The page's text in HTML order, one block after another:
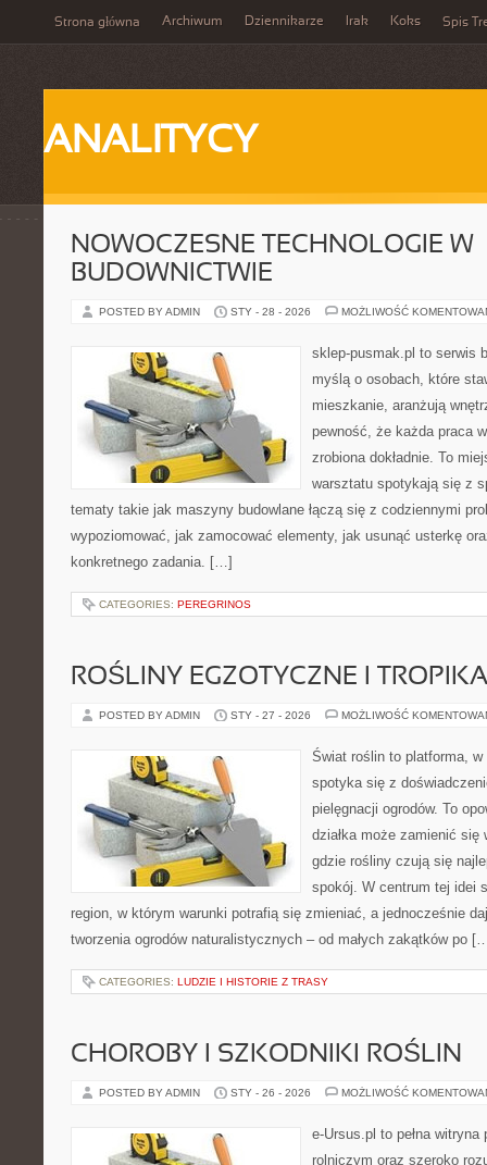
Strona główna Archiwum Dziennikarze Irak Koks Spis
ANALITYCY
NOWOCZESNE TECHNOLOGIE W
BUDOWNICTWIE
POSTED BY ADMIN STY - 28 - 2026 MOŻLIWOŚĆ
sklep-pusmak.pl to serwis
myślą o osobach, które
mieszkanie, aranżują
pewność, że każda praca
zrobiona dokładnie. To
warsztatu spotykają się z
tematy takie jak maszyny budowlane łączą się z codziennymi
wypoziomować, jak zamocować elementy, jak usunąć usterkę
konkretnego zadania. […]
CATEGORIES: PEREGRINOS
ROŚLINY EGZOTYCZNE I
POSTED BY ADMIN STY - 27 - 2026 MOŻLIWOŚĆ
Świat roślin to platforma,
spotyka się z
pielęgnacji ogrodów. To
działka może zamienić się
gdzie rośliny czują się
spokój. W centrum tej idei
region, w którym warunki potrafią się zmieniać, a jednocześnie
tworzenia ogrodów naturalistycznych – od małych zakątków po
CATEGORIES: LUDZIE I HISTORIE Z TRASY
CHOROBY I SZKODNIKI ROŚLIN
POSTED BY ADMIN STY - 26 - 2026 MOŻLIWOŚĆ
e-Ursus.pl to pełna
rolniczym oraz szeroko